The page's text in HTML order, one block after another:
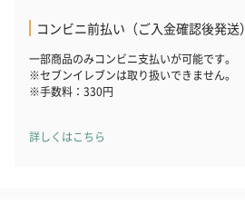
コンビニ前払い（ご入金確認後発送）
一部商品のみコンビニ支払いが可能です。
※セブンイレブンは取り扱いできません。
※手数料：330円
詳しくはこちら